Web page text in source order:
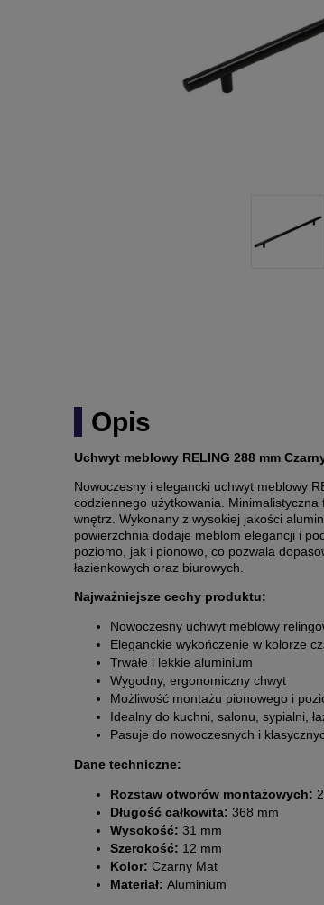
Opis
Uchwyt meblowy RELING 288 mm
Nowoczesny i elegancki uchwyt meblowy
codziennego użytkowania.
wnętrz. Wykonany z wysokiej jakości
powierzchnia dodaje meblom elegancji i
poziomo, jak i pionowo, co pozwala
łazienkowych oraz biurowych.
Najważniejsze cechy produktu:
Nowoczesny uchwyt meblowy
Eleganckie wykończenie w kolorze
Trwałe i lekkie aluminium
Wygodny, ergonomiczny chwyt
Możliwość montażu pionowego i
Idealny do kuchni, salonu, sypialni,
Pasuje do nowoczesnych i
Dane techniczne:
Rozstaw otworów montażowych:
Długość całkowita: 368 mm
Wysokość: 31 mm
Szerokość: 12 mm
Kolor: Czarny Mat
Materiał: Aluminium